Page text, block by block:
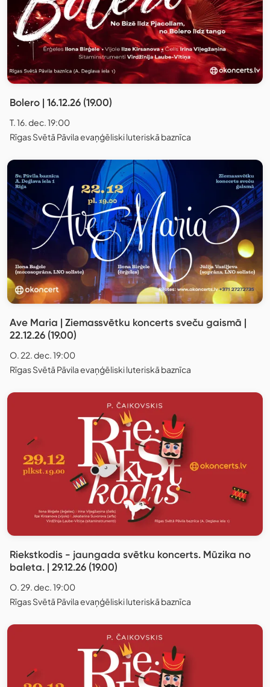
Bolero | 16.12.26 (19.00)
T. 16. dec. 19:00
Rīgas Svētā Pāvila evaņģēliski luteriskā baznīca
Ave Maria | Ziemassvētku koncerts sveču gaismā |
22.12.26 (19.00)
O. 22. dec. 19:00
Rīgas Svētā Pāvila evaņģēliski luteriskā baznīca
Riekstkodis - jaungada svētku koncerts. Mūzika no
baleta. | 29.12.26 (19.00)
O. 29. dec. 19:00
Rīgas Svētā Pāvila evaņģēliski luteriskā baznīca